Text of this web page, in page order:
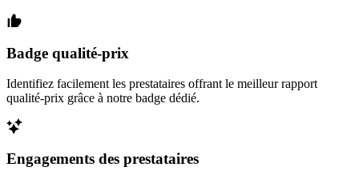
Badge qualité-prix
Identifiez facilement les prestataires offrant le meilleur rapport
qualité-prix grâce à notre badge dédié.
Engagements des prestataires